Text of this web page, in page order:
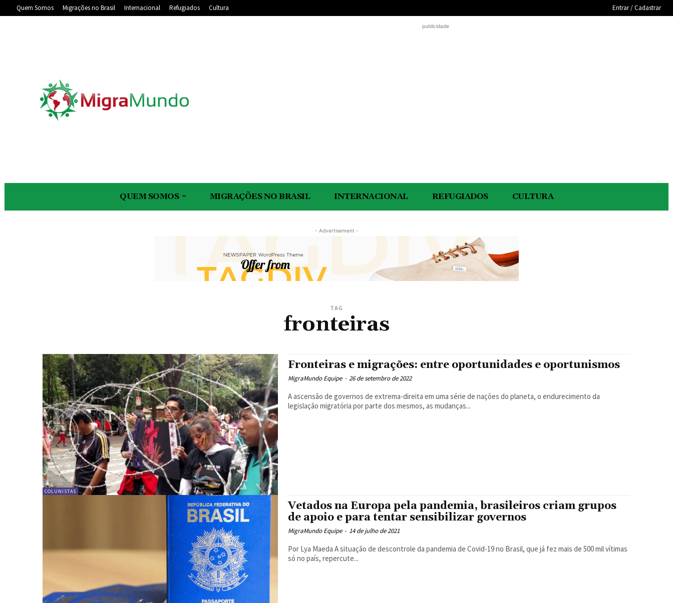
Quem Somos Migrações no Brasil Internacional Refugiados Cultura Entrar / Cadastrar
publicidade
QUEM SOMOS MIGRAÇÕES NO BRASIL INTERNACIONAL REFUGIADOS CULTURA
- Advertisement -
TAG
fronteiras
COLUNISTAS
Fronteiras e migrações: entre oportunidades e oportunismos
MigraMundo Equipe - 26 de setembro de 2022
A ascensão de governos de extrema-direita em uma série de nações do planeta, o endurecimento da
legislação migratória por parte dos mesmos, as mudanças...
Vetados na Europa pela pandemia, brasileiros criam grupos
de apoio e para tentar sensibilizar governos
MigraMundo Equipe - 14 de julho de 2021
Por Lya Maeda A situação de descontrole da pandemia de Covid-19 no Brasil, que já fez mais de 500 mil vítimas
só no país, repercute...